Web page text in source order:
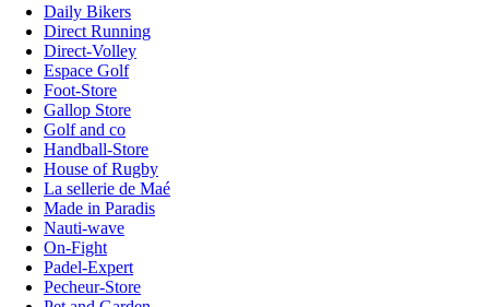
Daily Bikers
Direct Running
Direct-Volley
Espace Golf
Foot-Store
Gallop Store
Golf and co
Handball-Store
House of Rugby
La sellerie de Maé
Made in Paradis
Nauti-wave
On-Fight
Padel-Expert
Pecheur-Store